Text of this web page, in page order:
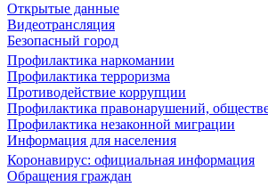
Открытые данные
Видеотрансляция
Безопасный город
Профилактика наркомании
Профилактика терроризма
Противодействие коррупции
Профилактика правонарушений,
Профилактика незаконной миграции
Информация для населения
Коронавирус: официальная информация
Обращения граждан